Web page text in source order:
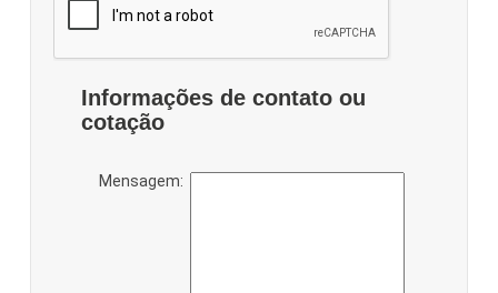
Informações de contato ou
cotação
Mensagem: